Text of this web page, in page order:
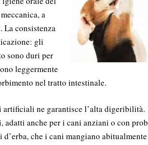
a
La consistenza
gli
sono duri per
leggermente
nel tratto intestinale.
artificiali ne garantisce l’alta digeribilità.
adatti anche per i cani anziani o con
che i cani mangiano abitualmente